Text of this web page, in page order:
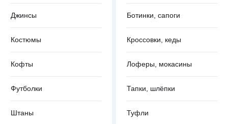
Джинсы
Костюмы
Кофты
Футболки
Штаны
Ботинки, сапоги
Кроссовки, кеды
Лоферы, мокасины
Тапки, шлёпки
Туфли